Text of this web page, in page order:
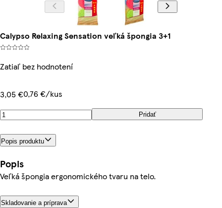
Calypso Relaxing Sensation veľká špongia 3+1
Zatiaľ bez hodnotení
3,05 €0,76 €/kus
Pridať
Popis produktu
Popis
Veľká špongia ergonomického tvaru na telo.
Skladovanie a príprava